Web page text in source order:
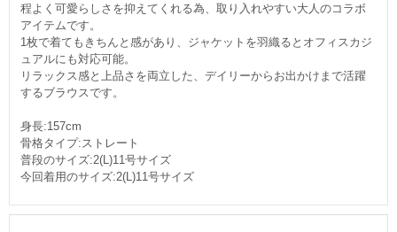
程よく可愛らしさを抑えてくれる為、取り入れやすい大人のコラボ
アイテムです。
1枚で着てもきちんと感があり、ジャケットを羽織るとオフィスカジ
ュアルにも対応可能。
リラックス感と上品さを両立した、デイリーからお出かけまで活躍
するブラウスです。
身長:157cm
骨格タイプ:ストレート
普段のサイズ:2(L)11号サイズ
今回着用のサイズ:2(L)11号サイズ